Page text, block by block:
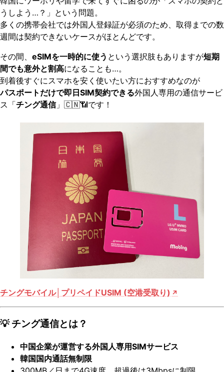
うしよう…？」という問題。
多くの携帯会社では外国人登録証が必須のため、取得までの数
週間は契約できないケースがほとんどです。
その間、 eSIMを一時的に使う という選択肢もありますが短期
間でも意外と割高になることも…。
到着後すぐにスマホを安く使いたい方におすすめなのが
パスポートだけで即日SIM契約できる外国人専用の通信サービ
ス「チング通信」🇨🇳📶です！
チングモバイル│プリペイドUSIM (空港受取り)
💡 チング通信とは？
中国企業が運営する外国人専用SIMサービス
韓国国内通話無制限